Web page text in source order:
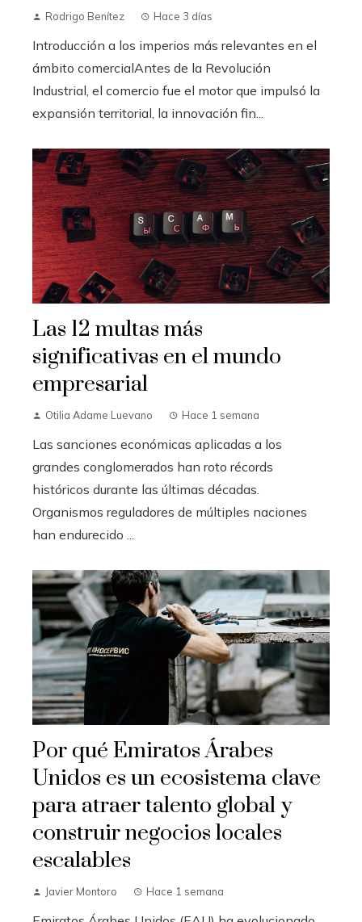
Rodrigo Benítez Hace 3 días
Introducción a los imperios más relevantes en el
ámbito comercialAntes de la Revolución
Industrial, el comercio fue el motor que impulsó la
expansión territorial, la innovación fin...
Las 12 multas más
significativas en el mundo
empresarial
Otilia Adame Luevano Hace 1 semana
Las sanciones económicas aplicadas a los
grandes conglomerados han roto récords
históricos durante las últimas décadas.
Organismos reguladores de múltiples naciones
han endurecido ...
Por qué Emiratos Árabes
Unidos es un ecosistema clave
para atraer talento global y
construir negocios locales
escalables
Javier Montoro Hace 1 semana